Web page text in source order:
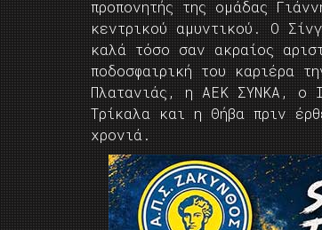
προπονητής της ομάδας
κεντρικού αμυντικού. Ο
καλά τόσο σαν ακραίος
ποδοσφαιρική του καριέρα
Πλατανιάς, η ΑΕΚ ΣΥΝΚΑ, ο
Τρίκαλα και η Θήβα πριν
χρονιά.